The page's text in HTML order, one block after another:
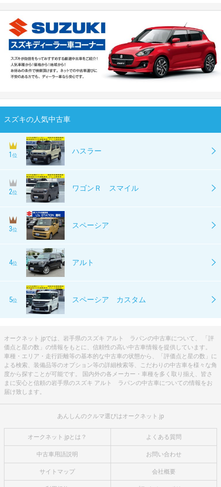
スズキの人気中古車
1 位 ハスラー
2位 ワゴンＲ スマイル
3位 スペーシア
4位 アルト
5位 スペーシア カスタム
オークネット.jpでは、岩手県のスズキ アルト ラパンの中古車について、 「評
価点と星の数」の情報をもとに、信頼性の高い中古車情報を提供しています。
車種・エリア・走行距離等の基本的な中古車の状態から、「評価点と星の数」に
よる検索、装備品等のオプション等の詳細検索等、こだわりの中古車を様々な角
度から探すことが可能です。 国内外の各メーカー・車種を多く取り揃え、皆さ
まに安心と信頼の岩手県のスズキ アルト ラパンの中古車についての情報をお
届け致します。
あんしんのクルマ選びはオークネット.jp
オークネット.jpとは？ よくある質問
中古車用語説明 お問い合わせ
サイトマップ 会社概要